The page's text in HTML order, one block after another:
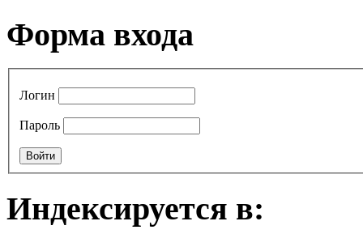
Форма входа
Логин
Пароль
Индексируется в: